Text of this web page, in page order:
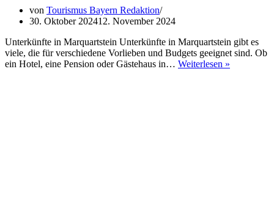
von Tourismus Bayern Redaktion
30. Oktober 202412. November 2024
Unterkünfte in Marquartstein Unterkünfte in Marquartstein gibt es
viele, die für verschiedene Vorlieben und Budgets geeignet sind. Ob
ein Hotel, eine Pension oder Gästehaus in… Weiterlesen »